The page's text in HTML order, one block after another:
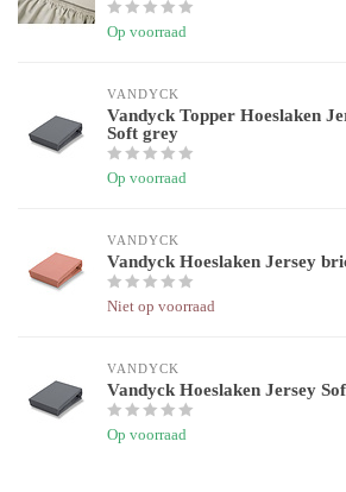
Op voorraad
VANDYCK
Vandyck Topper Hoeslaken
Soft grey
Op voorraad
VANDYCK
Vandyck Hoeslaken Jersey
Niet op voorraad
VANDYCK
Vandyck Hoeslaken Jersey
Op voorraad